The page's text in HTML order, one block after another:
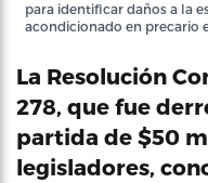
para identificar daños a la
acondicionado en precario
La Resolución
278, que fue
partida de $50
legisladores,